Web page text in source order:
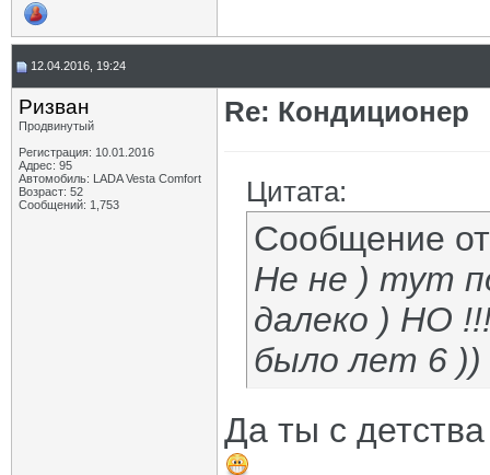
12.04.2016, 19:24
Ризван
Продвинутый
Регистрация: 10.01.2016
Адрес: 95
Автомобиль: LADA Vesta Сomfort
Возраст: 52
Сообщений: 1,753
Re: Кондиционер
Цитата:
Сообщение
Не не ) тут
далеко ) НО
было лет 6
Да ты с